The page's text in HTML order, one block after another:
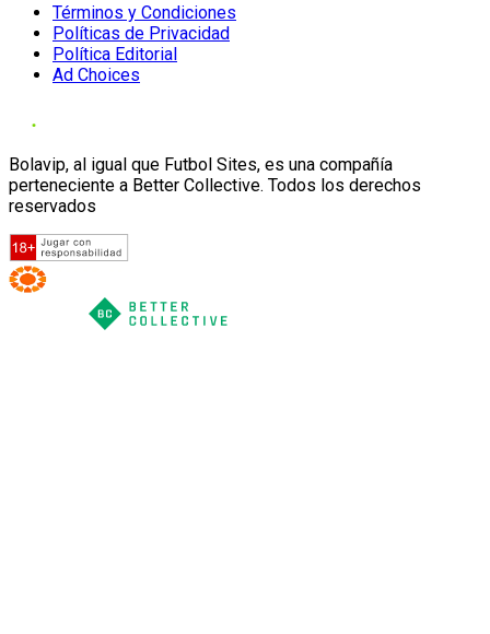
Términos y Condiciones
Políticas de Privacidad
Política Editorial
Ad Choices
Bolavip, al igual que Futbol Sites, es una compañía
perteneciente a Better Collective. Todos los derechos
reservados